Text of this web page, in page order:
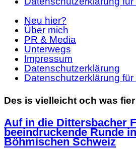
Neu hier?
Über mich
PR & Media
Unterwegs
Impressum
Datenschutzerklärung
Datenschutzerklärung
Des is vielleicht och was
Auf in die Dittersbacher
beeindruckende Runde
Böhmischen Schweiz